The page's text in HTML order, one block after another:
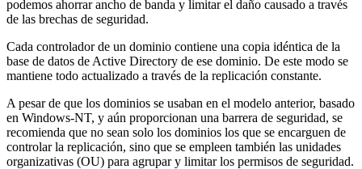
podemos ahorrar ancho de banda y limitar el daño causado a través
de las brechas de seguridad.
Cada controlador de un dominio contiene una copia idéntica de la
base de datos de Active Directory de ese dominio. De este modo se
mantiene todo actualizado a través de la replicación constante.
A pesar de que los dominios se usaban en el modelo anterior, basado
en Windows-NT, y aún proporcionan una barrera de seguridad, se
recomienda que no sean solo los dominios los que se encarguen de
controlar la replicación, sino que se empleen también las unidades
organizativas (OU) para agrupar y limitar los permisos de seguridad.